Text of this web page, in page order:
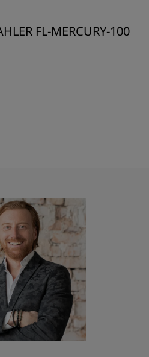
FL-MERCURY-100